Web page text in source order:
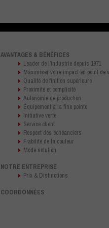
AVANTAGES & BÉNÉFICES
Leader de l’industrie depuis 1971
Maximiser votre impact en point de
Qualité de finition supérieure
Proximité et complicité
Autonomie de production
Équipement à la fine pointe
Initiative verte
Service client
Respect des échéanciers
Fiabilité de la couleur
Mode solution
NOTRE ENTREPRISE
Prix & Distinctions
COORDONNÉES